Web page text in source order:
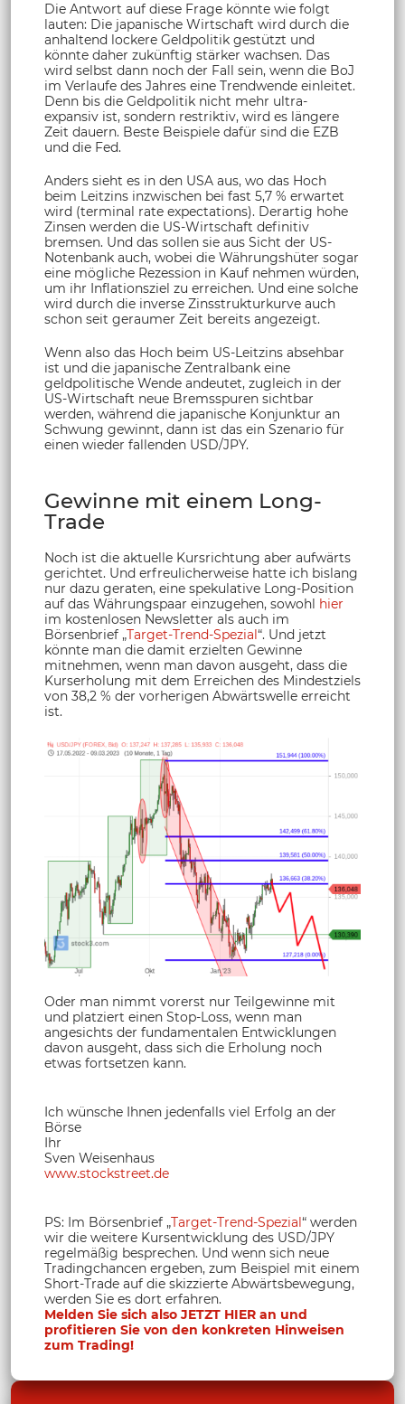
Die Antwort auf diese Frage könnte wie folgt
lauten: Die japanische Wirtschaft wird durch die
anhaltend lockere Geldpolitik gestützt und
könnte daher zukünftig stärker wachsen. Das
wird selbst dann noch der Fall sein, wenn die BoJ
im Verlaufe des Jahres eine Trendwende einleitet.
Denn bis die Geldpolitik nicht mehr ultra-
expansiv ist, sondern restriktiv, wird es längere
Zeit dauern. Beste Beispiele dafür sind die EZB
und die Fed.
Anders sieht es in den USA aus, wo das Hoch
beim Leitzins inzwischen bei fast 5,7 % erwartet
wird (terminal rate expectations). Derartig hohe
Zinsen werden die US-Wirtschaft definitiv
bremsen. Und das sollen sie aus Sicht der US-
Notenbank auch, wobei die Währungshüter sogar
eine mögliche Rezession in Kauf nehmen würden,
um ihr Inflationsziel zu erreichen. Und eine solche
wird durch die inverse Zinsstrukturkurve auch
schon seit geraumer Zeit bereits angezeigt.
Wenn also das Hoch beim US-Leitzins absehbar
ist und die japanische Zentralbank eine
geldpolitische Wende andeutet, zugleich in der
US-Wirtschaft neue Bremsspuren sichtbar
werden, während die japanische Konjunktur an
Schwung gewinnt, dann ist das ein Szenario für
einen wieder fallenden USD/JPY.
Gewinne mit einem Long-
Trade
Noch ist die aktuelle Kursrichtung aber aufwärts
gerichtet. Und erfreulicherweise hatte ich bislang
nur dazu geraten, eine spekulative Long-Position
auf das Währungspaar einzugehen, sowohl hier
im kostenlosen Newsletter als auch im
Börsenbrief „Target-Trend-Spezial“. Und jetzt
könnte man die damit erzielten Gewinne
mitnehmen, wenn man davon ausgeht, dass die
Kurserholung mit dem Erreichen des Mindestziels
von 38,2 % der vorherigen Abwärtswelle erreicht
ist.
Oder man nimmt vorerst nur Teilgewinne mit
und platziert einen Stop-Loss, wenn man
angesichts der fundamentalen Entwicklungen
davon ausgeht, dass sich die Erholung noch
etwas fortsetzen kann.
Ich wünsche Ihnen jedenfalls viel Erfolg an der
Börse
Ihr
Sven Weisenhaus
www.stockstreet.de
PS: Im Börsenbrief „Target-Trend-Spezial“ werden
wir die weitere Kursentwicklung des USD/JPY
regelmäßig besprechen. Und wenn sich neue
Tradingchancen ergeben, zum Beispiel mit einem
Short-Trade auf die skizzierte Abwärtsbewegung,
werden Sie es dort erfahren.
Melden Sie sich also JETZT HIER an und
profitieren Sie von den konkreten Hinweisen
zum Trading!